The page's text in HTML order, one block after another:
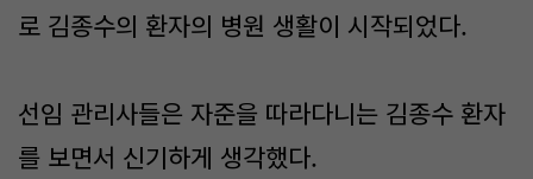
로 김종수의 환자의 병원 생활이 시작되었다.
선임 관리사들은 자준을 따라다니는 김종수 환자
를 보면서 신기하게 생각했다.